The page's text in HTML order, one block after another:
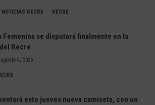
NOTICIAS RECRE RECRE
Femenina se disputará finalmente en la
Recre
agosto 4, 2026
este jueves nueva camiseta, con un